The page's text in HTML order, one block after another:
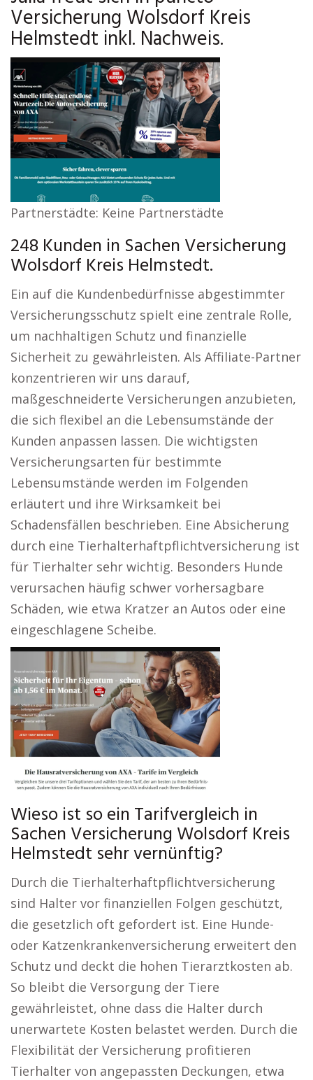
Versicherung Wolsdorf Kreis
Helmstedt inkl. Nachweis.
Partnerstädte: Keine Partnerstädte
248 Kunden in Sachen Versicherung
Wolsdorf Kreis Helmstedt.
Ein auf die Kundenbedürfnisse abgestimmter
Versicherungsschutz spielt eine zentrale Rolle,
um nachhaltigen Schutz und finanzielle
Sicherheit zu gewährleisten. Als Affiliate-Partner
konzentrieren wir uns darauf,
maßgeschneiderte Versicherungen anzubieten,
die sich flexibel an die Lebensumstände der
Kunden anpassen lassen. Die wichtigsten
Versicherungsarten für bestimmte
Lebensumstände werden im Folgenden
erläutert und ihre Wirksamkeit bei
Schadensfällen beschrieben. Eine Absicherung
durch eine Tierhalterhaftpflichtversicherung ist
für Tierhalter sehr wichtig. Besonders Hunde
verursachen häufig schwer vorhersagbare
Schäden, wie etwa Kratzer an Autos oder eine
eingeschlagene Scheibe.
Wieso ist so ein Tarifvergleich in
Sachen Versicherung Wolsdorf Kreis
Helmstedt sehr vernünftig?
Durch die Tierhalterhaftpflichtversicherung
sind Halter vor finanziellen Folgen geschützt,
die gesetzlich oft gefordert ist. Eine Hunde-
oder Katzenkrankenversicherung erweitert den
Schutz und deckt die hohen Tierarztkosten ab.
So bleibt die Versorgung der Tiere
gewährleistet, ohne dass die Halter durch
unerwartete Kosten belastet werden. Durch die
Flexibilität der Versicherung profitieren
Tierhalter von angepassten Deckungen, etwa